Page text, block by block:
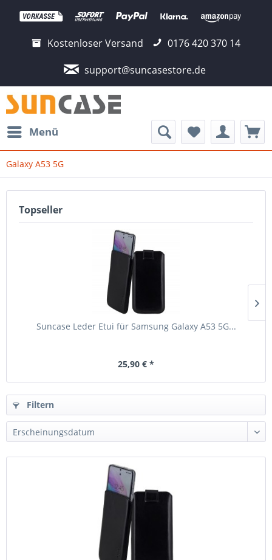
Kostenloser Versand
0176 420 370 14
support@suncasestore.de
Menü
Galaxy A53 5G
Topseller
Suncase Leder Etui für Samsung Galaxy A53 5G...
25,90 € *
Filtern